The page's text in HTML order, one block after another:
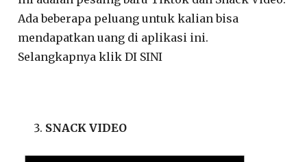
Ada beberapa peluang untuk kalian bisa
mendapatkan uang di aplikasi ini.
Selangkapnya klik DI SINI
SNACK VIDEO